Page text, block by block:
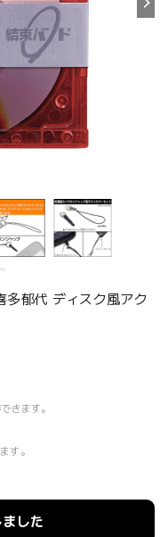
多郁代 ディスク風アク
きます。
す。
した